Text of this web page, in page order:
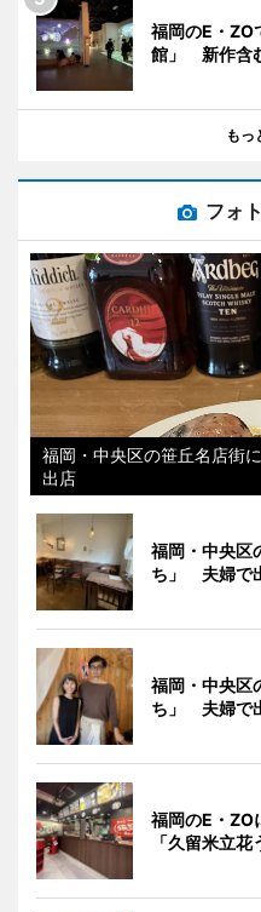
福岡のE・ZO
館」 新作含
もっ
フォ
福岡・中央区の笹丘名店街
出店
福岡・中央区
ち」 夫婦で
福岡・中央区
ち」 夫婦で
福岡のE・ZO
「久留米立